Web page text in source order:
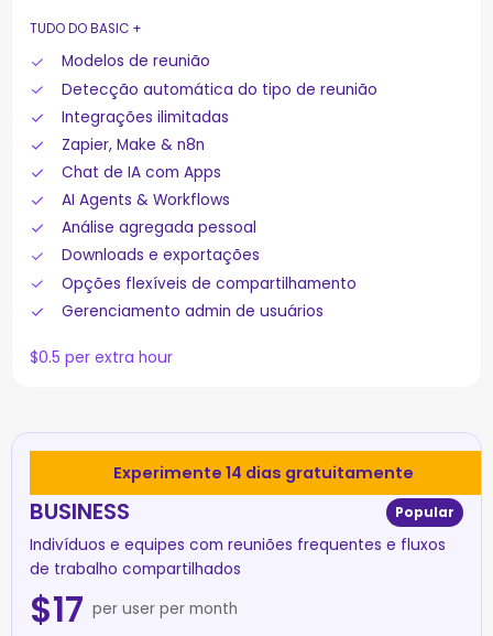
TUDO DO BASIC +
Modelos de reunião
Detecção automática do tipo de reunião
Integrações ilimitadas
Zapier, Make & n8n
Chat de IA com Apps
AI Agents & Workflows
Análise agregada pessoal
Downloads e exportações
Opções flexíveis de compartilhamento
Gerenciamento admin de usuários
$0.5 per extra hour
Experimente 14 dias gratuitamente
BUSINESS Popular
Indivíduos e equipes com reuniões frequentes e fluxos
de trabalho compartilhados
$17 per user per month